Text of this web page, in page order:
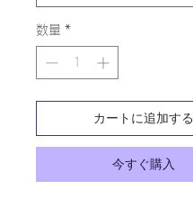
数量 *
カートに追加する
今すぐ購入